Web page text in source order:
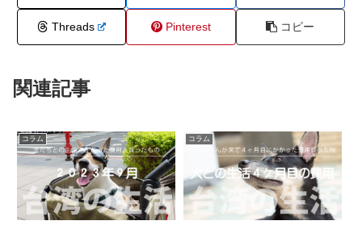
Threads Pinterest コピー
関連記事
コラム コラム